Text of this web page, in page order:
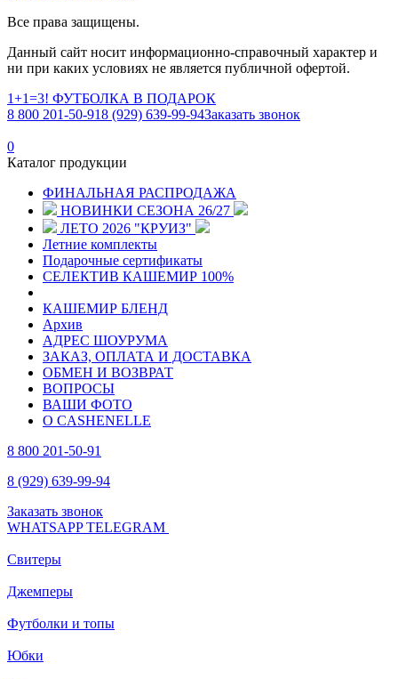
Все права защищены.
Данный сайт носит информационно-справочный характер и
ни при каких условиях не является публичной офертой.
1+1=3! ФУТБОЛКА В ПОДАРОК
8 800 201-50-918 (929) 639-99-94Заказать звонок
0
Каталог продукции
ФИНАЛЬНАЯ РАСПРОДАЖА
НОВИНКИ СЕЗОНА 26/27
ЛЕТО 2026 "КРУИЗ"
Летние комплекты
Подарочные сертификаты
СЕЛЕКТИВ КАШЕМИР 100%
КАШЕМИР БЛЕНД
Архив
АДРЕС ШОУРУМА
ЗАКАЗ, ОПЛАТА И ДОСТАВКА
ОБМЕН И ВОЗВРАТ
ВОПРОСЫ
ВАШИ ФОТО
О CASHENELLE
8 800 201-50-91
8 (929) 639-99-94
Заказать звонок
WHATSAPPTELEGRAM
Свитеры
Джемперы
Футболки и топы
Юбки